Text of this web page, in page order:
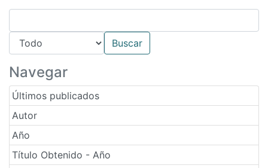
Navegar
Últimos publicados
Autor
Año
Título Obtenido - Año